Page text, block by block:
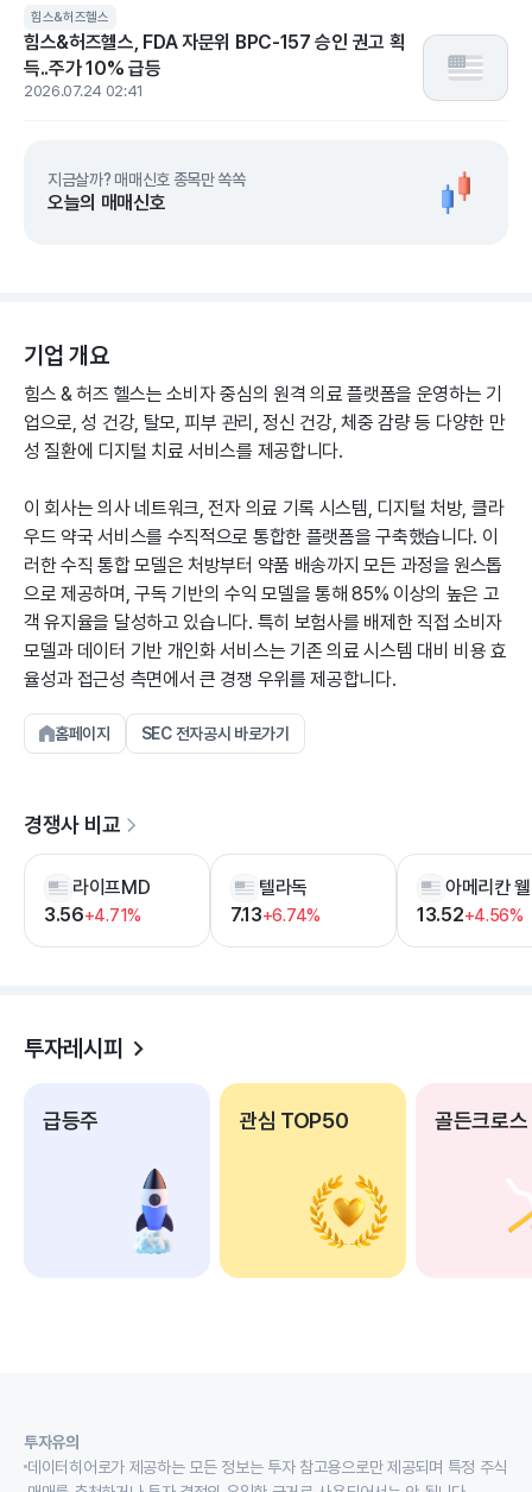
힘스&허즈헬스
힘스&허즈헬스, FDA 자문위 BPC-157 승인 권고 획
득..주가 10% 급등
2026.07.24 02:41
지금살까? 매매신호 종목만 쏙쏙
오늘의 매매신호
기업 개요
힘스 & 허즈 헬스는 소비자 중심의 원격 의료 플랫폼을 운영하는 기
업으로, 성 건강, 탈모, 피부 관리, 정신 건강, 체중 감량 등 다양한 만
성 질환에 디지털 치료 서비스를 제공합니다.
이 회사는 의사 네트워크, 전자 의료 기록 시스템, 디지털 처방, 클라
우드 약국 서비스를 수직적으로 통합한 플랫폼을 구축했습니다. 이
러한 수직 통합 모델은 처방부터 약품 배송까지 모든 과정을 원스톱
으로 제공하며, 구독 기반의 수익 모델을 통해 85% 이상의 높은 고
객 유지율을 달성하고 있습니다. 특히 보험사를 배제한 직접 소비자
모델과 데이터 기반 개인화 서비스는 기존 의료 시스템 대비 비용 효
율성과 접근성 측면에서 큰 경쟁 우위를 제공합니다.
홈페이지 SEC 전자공시 바로가기
경쟁사 비교
라이프MD
3.56+4.71%
텔라독
7.13+6.74%
아메리칸 웰
13.52+4.56%
투자레시피
급등주 관심 TOP50 골든크로스
투자유의
데이터히어로가 제공하는 모든 정보는 투자 참고용으로만 제공되며 특정 주식